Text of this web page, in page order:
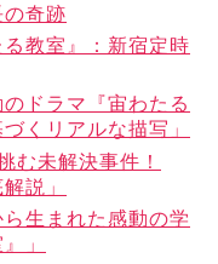
奇跡
る教室』：新宿定時
のドラマ『宙わたる
くリアルな描写」
む未解決事件！
説」
ら生まれた感動の学
」